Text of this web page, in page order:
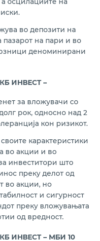
во депозити на
на пари и во
деноминирани
ИНВЕСТ –
за вложувачи со
рок, односно над 2
кон ризикот.
карактеристики
во акции и во
инвеститори што
преку делот од
во акции, но
и сигурност
преку вложувањата
од вредност.
ИНВЕСТ – МБИ 10